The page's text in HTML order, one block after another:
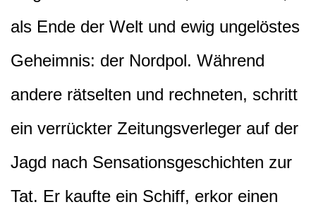
als Ende der Welt und ewig ungelöstes
Geheimnis: der Nordpol. Während
andere rätselten und rechneten, schritt
ein verrückter Zeitungsverleger auf der
Jagd nach Sensationsgeschichten zur
Tat. Er kaufte ein Schiff, erkor einen